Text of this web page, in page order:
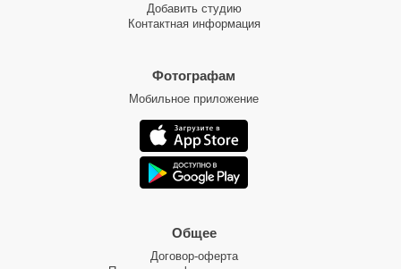
Добавить студию
Контактная информация
Фотографам
Мобильное приложение
Общее
Договор-оферта